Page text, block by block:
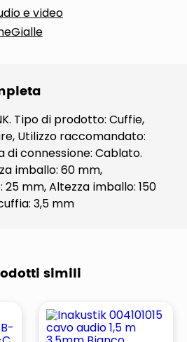
e video
Tipo di prodotto: Cuffie,
Utilizzo raccomandato:
di connessione: Cablato.
imballo: 60 mm,
mm, Altezza imballo: 150
3,5 mm
simili